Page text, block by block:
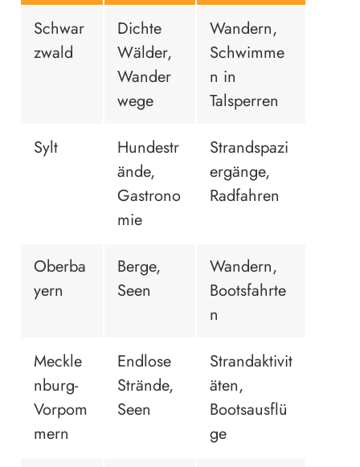
Schwar
zwald
Dichte
Wälder,
Wander
wege
Wandern,
Schwimme
n in
Talsperren
Sylt
Hundestr
ände,
Gastrono
mie
Strandspazi
ergänge,
Radfahren
Oberba
yern
Berge,
Seen
Wandern,
Bootsfahrte
n
Meckle
nburg-
Vorpom
mern
Endlose
Strände,
Seen
Strandaktivit
äten,
Bootsausflü
ge